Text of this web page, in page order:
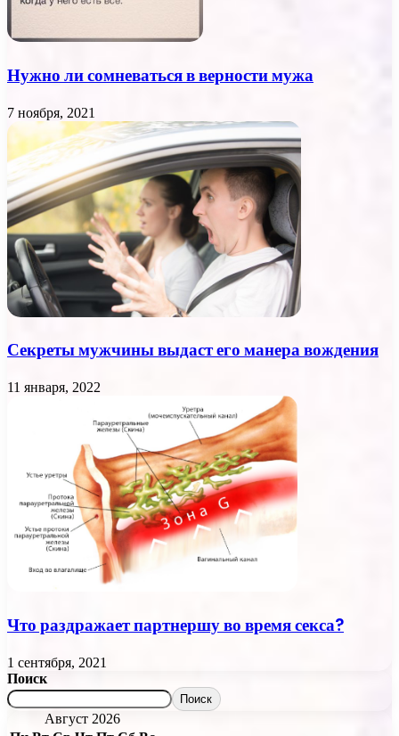
Нужно ли сомневаться в верности мужа
7 ноября, 2021
Секреты мужчины выдаст его манера вождения
11 января, 2022
Что раздражает партнершу во время секса?
1 сентября, 2021
Поиск
Поиск
Август 2026